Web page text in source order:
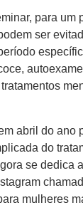
para um
ser
abril do ano
do
se dedica
mulheres